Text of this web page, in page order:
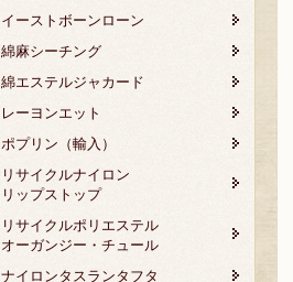
イーストボーンローン
綿麻シーチング
綿エステルジャカード
レーヨンエット
ポプリン（輸入）
リサイクルナイロン
リップストップ
リサイクルポリエステル
オーガンジー・チュール
ナイロンタスランタフタ